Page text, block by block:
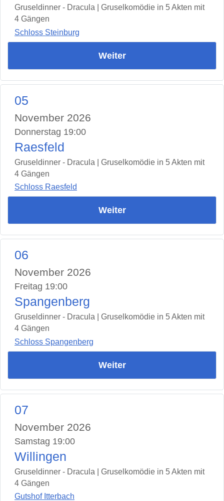
Gruseldinner - Dracula | Gruselkomödie in 5 Akten mit
4 Gängen
Schloss Steinburg
Weiter
05
November 2026
Donnerstag 19:00
Raesfeld
Gruseldinner - Dracula | Gruselkomödie in 5 Akten mit
4 Gängen
Schloss Raesfeld
Weiter
06
November 2026
Freitag 19:00
Spangenberg
Gruseldinner - Dracula | Gruselkomödie in 5 Akten mit
4 Gängen
Schloss Spangenberg
Weiter
07
November 2026
Samstag 19:00
Willingen
Gruseldinner - Dracula | Gruselkomödie in 5 Akten mit
4 Gängen
Gutshof Itterbach